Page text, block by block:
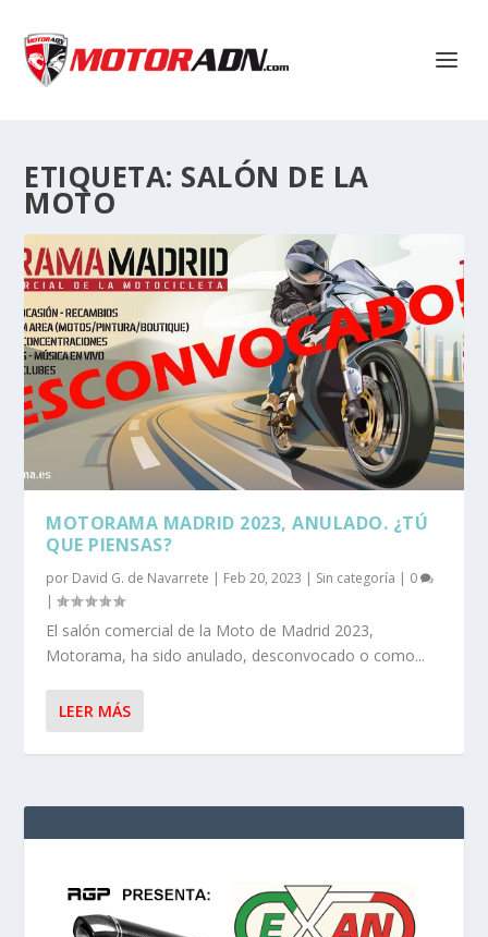
ETIQUETA: SALÓN DE LA
MOTO
MOTORAMA MADRID 2023, ANULADO. ¿TÚ
QUE PIENSAS?
por David G. de Navarrete | Feb 20, 2023 | Sin categoría | 0
|
El salón comercial de la Moto de Madrid 2023,
Motorama, ha sido anulado, desconvocado o como...
LEER MÁS